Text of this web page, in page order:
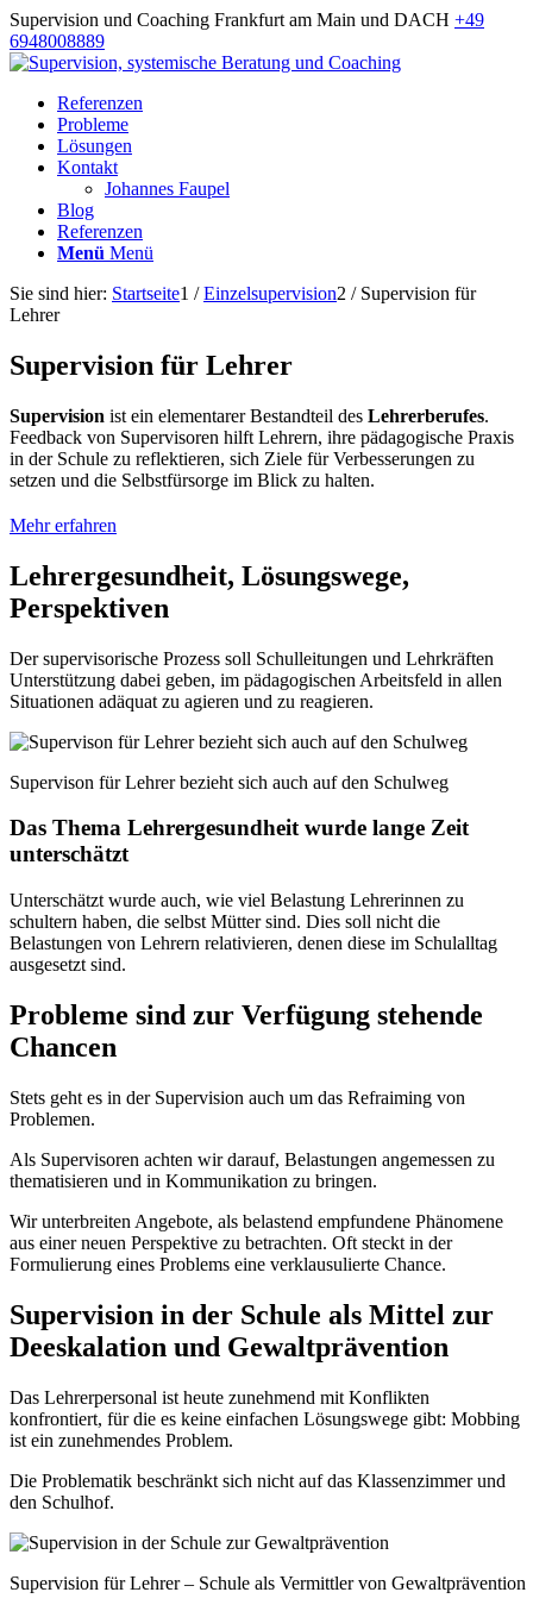
Supervision und Coaching Frankfurt am Main und DACH +49
6948008889
Referenzen
Probleme
Lösungen
Kontakt
Johannes Faupel
Blog
Referenzen
Menü Menü
Sie sind hier: Startseite1 / Einzelsupervision2 / Supervision für
Lehrer
Supervision für Lehrer
Supervision ist ein elementarer Bestandteil des Lehrerberufes.
Feedback von Supervisoren hilft Lehrern, ihre pädagogische Praxis
in der Schule zu reflektieren, sich Ziele für Verbesserungen zu
setzen und die Selbstfürsorge im Blick zu halten.
Mehr erfahren
Lehrergesundheit, Lösungswege,
Perspektiven
Der supervisorische Prozess soll Schulleitungen und Lehrkräften
Unterstützung dabei geben, im pädagogischen Arbeitsfeld in allen
Situationen adäquat zu agieren und zu reagieren.
Supervison für Lehrer bezieht sich auch auf den Schulweg
Das Thema Lehrergesundheit wurde lange Zeit
unterschätzt
Unterschätzt wurde auch, wie viel Belastung Lehrerinnen zu
schultern haben, die selbst Mütter sind. Dies soll nicht die
Belastungen von Lehrern relativieren, denen diese im Schulalltag
ausgesetzt sind.
Probleme sind zur Verfügung stehende
Chancen
Stets geht es in der Supervision auch um das Refraiming von
Problemen.
Als Supervisoren achten wir darauf, Belastungen angemessen zu
thematisieren und in Kommunikation zu bringen.
Wir unterbreiten Angebote, als belastend empfundene Phänomene
aus einer neuen Perspektive zu betrachten. Oft steckt in der
Formulierung eines Problems eine verklausulierte Chance.
Supervision in der Schule als Mittel zur
Deeskalation und Gewaltprävention
Das Lehrerpersonal ist heute zunehmend mit Konflikten
konfrontiert, für die es keine einfachen Lösungswege gibt: Mobbing
ist ein zunehmendes Problem.
Die Problematik beschränkt sich nicht auf das Klassenzimmer und
den Schulhof.
Supervision für Lehrer – Schule als Vermittler von Gewaltprävention